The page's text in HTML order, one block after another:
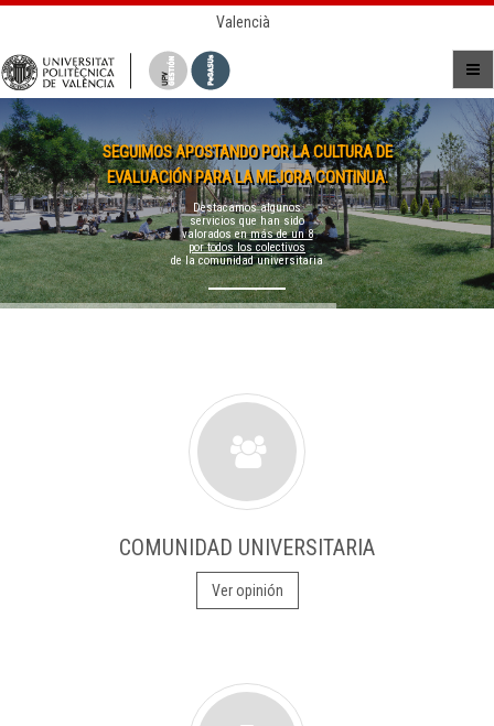
Valencià
SEGUIMOS APOSTANDO POR LA CULTURA DE
EVALUACIÓN PARA LA MEJORA CONTINUA.
Destacamos algunos
servicios que han sido
valorados enmás de un 8
por todos los colectivos
de la comunidad universitaria
COMUNIDAD UNIVERSITARIA
Ver opinión